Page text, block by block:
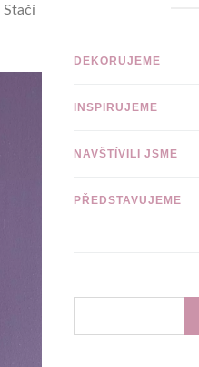
Stačí
DEKORUJEME
INSPIRUJEME
NAVŠTÍVILI JSME
PŘEDSTAVUJEME